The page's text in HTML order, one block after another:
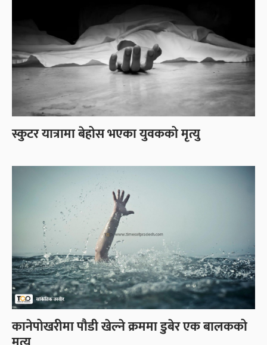
स्कुटर यात्रामा बेहोस भएका युवकको मृत्यु
कानेपोखरीमा पौडी खेल्ने क्रममा डुबेर एक बालकको